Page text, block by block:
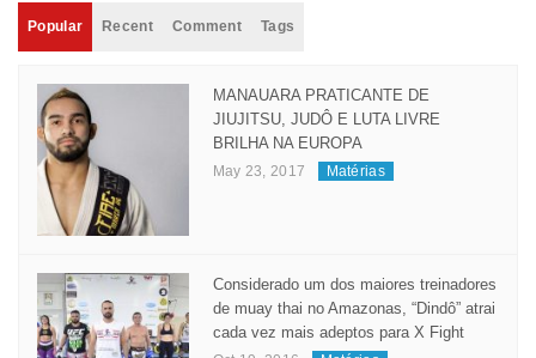
Popular Recent Comment Tags
MANAUARA PRATICANTE DE
JIUJITSU, JUDÔ E LUTA LIVRE
BRILHA NA EUROPA
May 23, 2017 Matérias
Considerado um dos maiores treinadores
de muay thai no Amazonas, “Dindô” atrai
cada vez mais adeptos para X Fight